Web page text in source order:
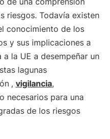
riesgos. Todavía existen
conocimiento de los
y sus implicaciones a
la UE a desempeñar un
lagunas
, vigilancia,
necesarios para una
de los riesgos